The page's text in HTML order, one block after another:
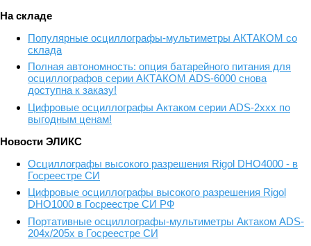
На складе
Популярные осциллографы-мультиметры АКТАКОМ со
склада
Полная автономность: опция батарейного питания для
осциллографов серии АКТАКОМ ADS-6000 снова
доступна к заказу!
Цифровые осциллографы Актаком серии ADS-2xxx по
выгодным ценам!
Новости ЭЛИКС
Осциллографы высокого разрешения Rigol DHO4000 - в
Госреестре СИ
Цифровые осциллографы высокого разрешения Rigol
DHO1000 в Госреестре СИ РФ
Портативные осциллографы-мультиметры Актаком ADS-
204x/205x в Госреестре СИ